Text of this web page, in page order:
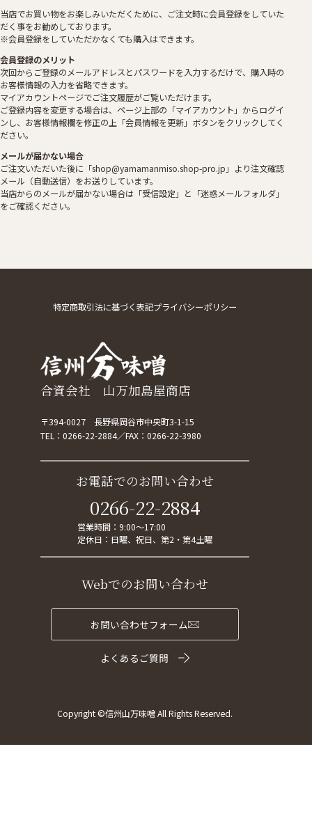
当店でお買い物をお楽しみいただくために、ご注文時に会員登録をしていた
だく事をお勧めしております。
※会員登録をしていただかなくても購入はできます。
会員登録のメリット
次回からご登録のメールアドレスとパスワードを入力するだけで、購入時の
お客様情報の入力を省略できます。
マイアカウントページでご注文履歴がご覧いただけます。
ご登録内容を変更する場合は、ページ上部の「マイアカウント」からログイ
ンし、お客様情報欄を修正の上「会員情報を更新」ボタンをクリックしてく
ださい。
メールが届かない場合
ご注文いただいた後に「shop@yamamanmiso.shop-pro.jp」より注文確認
メール（自動送信）をお送りしています。
当店からのメールが届かない場合は「受信設定」と「迷惑メールフォルダ」
をご確認ください。
特定商取引法に基づく表記プライバシーポリシー
合資会社 山万加島屋商店
〒394-0027 長野県岡谷市中央町3-1-15
TEL： 0266-22-2884 FAX：0266-22-3980
お電話でのお問い合わせ
0266-22-2884
営業時間：9:00～17:00
定休日：日曜、祝日、第2・第4土曜
Webでのお問い合わせ
お問い合わせフォーム
よくあるご質問
Copyright ©信州山万味噌 All Rights Reserved.